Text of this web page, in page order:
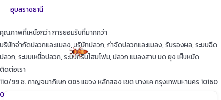
อุบลราชธานี
คุณภาพที่เหนือกว่า การยอมรับที่มากกว่า
บริษัทจำกัดปลวกและแมลง, บริษัทปลวก, กำจัดปลวกและแมลง, รับรองผล, ระบบฉีด
ปลวก, ระบบเหยื่อปลวก, ระบบกรีนโฮมโฟม, ปลวก แมลงสาบ มด ยุง เห็บหมัด
ติดต่อเรา
110/99 ซ. กาญจนาภิเษก 005 แขวง หลักสอง เขต บางแค กรุงเทพมหานคร 10160
087-615-9999